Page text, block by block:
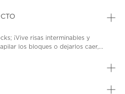
¡Vive risas interminables y
los bloques o dejarlos caer,...